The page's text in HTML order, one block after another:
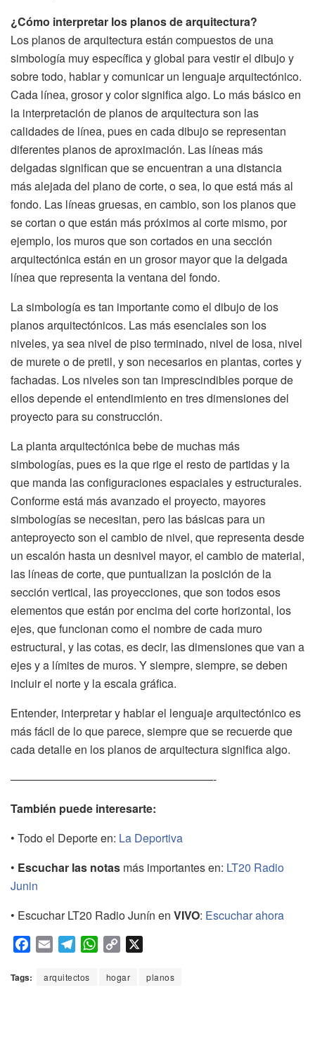
¿Cómo interpretar los planos de arquitectura?
Los planos de arquitectura están compuestos de una
simbología muy específica y global para vestir el dibujo y
sobre todo, hablar y comunicar un lenguaje arquitectónico.
Cada línea, grosor y color significa algo. Lo más básico en
la interpretación de planos de arquitectura son las
calidades de línea, pues en cada dibujo se representan
diferentes planos de aproximación. Las líneas más
delgadas significan que se encuentran a una distancia
más alejada del plano de corte, o sea, lo que está más al
fondo. Las líneas gruesas, en cambio, son los planos que
se cortan o que están más próximos al corte mismo, por
ejemplo, los muros que son cortados en una sección
arquitectónica están en un grosor mayor que la delgada
línea que representa la ventana del fondo.
La simbología es tan importante como el dibujo de los
planos arquitectónicos. Las más esenciales son los
niveles, ya sea nivel de piso terminado, nivel de losa, nivel
de murete o de pretil, y son necesarios en plantas, cortes y
fachadas. Los niveles son tan imprescindibles porque de
ellos depende el entendimiento en tres dimensiones del
proyecto para su construcción.
La planta arquitectónica bebe de muchas más
simbologías, pues es la que rige el resto de partidas y la
que manda las configuraciones espaciales y estructurales.
Conforme está más avanzado el proyecto, mayores
simbologías se necesitan, pero las básicas para un
anteproyecto son el cambio de nivel, que representa desde
un escalón hasta un desnivel mayor, el cambio de material,
las líneas de corte, que puntualizan la posición de la
sección vertical, las proyecciones, que son todos esos
elementos que están por encima del corte horizontal, los
ejes, que funcionan como el nombre de cada muro
estructural, y las cotas, es decir, las dimensiones que van a
ejes y a límites de muros. Y siempre, siempre, se deben
incluir el norte y la escala gráfica.
Entender, interpretar y hablar el lenguaje arquitectónico es
más fácil de lo que parece, siempre que se recuerde que
cada detalle en los planos de arquitectura significa algo.
——————————————————-
También puede interesarte:
• Todo el Deporte en: La Deportiva
• Escuchar las notas más importantes en: LT20 Radio
Junin
• Escuchar LT20 Radio Junín en VIVO: Escuchar ahora
c
a
l
W
p
Tags: arquitectos hogar planos